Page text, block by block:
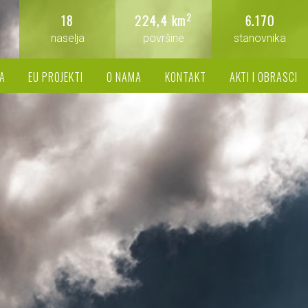
6.170
stanovnika
224,4 km2
površine
18
naselja
EU PROJEKTI O NAMA KONTAKT AKTI I OBRASCI